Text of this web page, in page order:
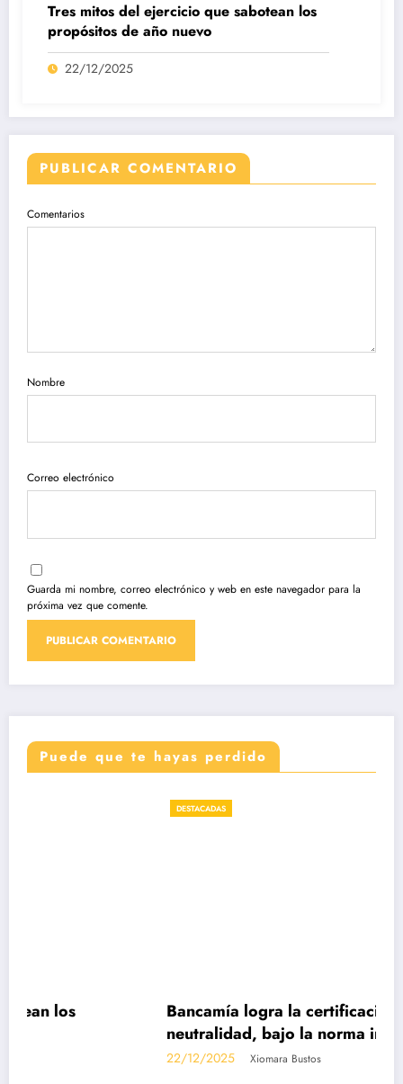
Tres mitos del ejercicio que sabotean los
propósitos de año nuevo
22/12/2025
PUBLICAR COMENTARIO
Comentarios
Nombre
Correo electrónico
Guarda mi nombre, correo electrónico y web en este navegador para la
próxima vez que comente.
Puede que te hayas perdido
Bancamía logra la certificación carbono
neutralidad, bajo la norma internacional ISO
Xiomara Bustos